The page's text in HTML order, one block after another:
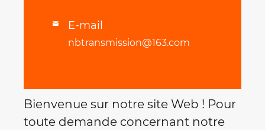
 E-mail
nbtransmission@163.com
Bienvenue sur notre site Web ! Pour
toute demande concernant notre